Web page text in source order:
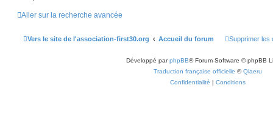
Aller sur la recherche avancée
Vers le site de l'association-first30.org Accueil du forum Supprimer les
Développé parphpBB® Forum Software © phpBB
Traduction française officielle ©Qiaeru
Confidentialité | Conditions